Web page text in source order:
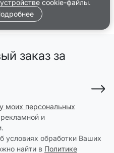
cookie-файлы.
заказ за
моих персональных
и
обработки Ваших
найти в Политике